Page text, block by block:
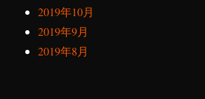
2019年10月
2019年9月
2019年8月